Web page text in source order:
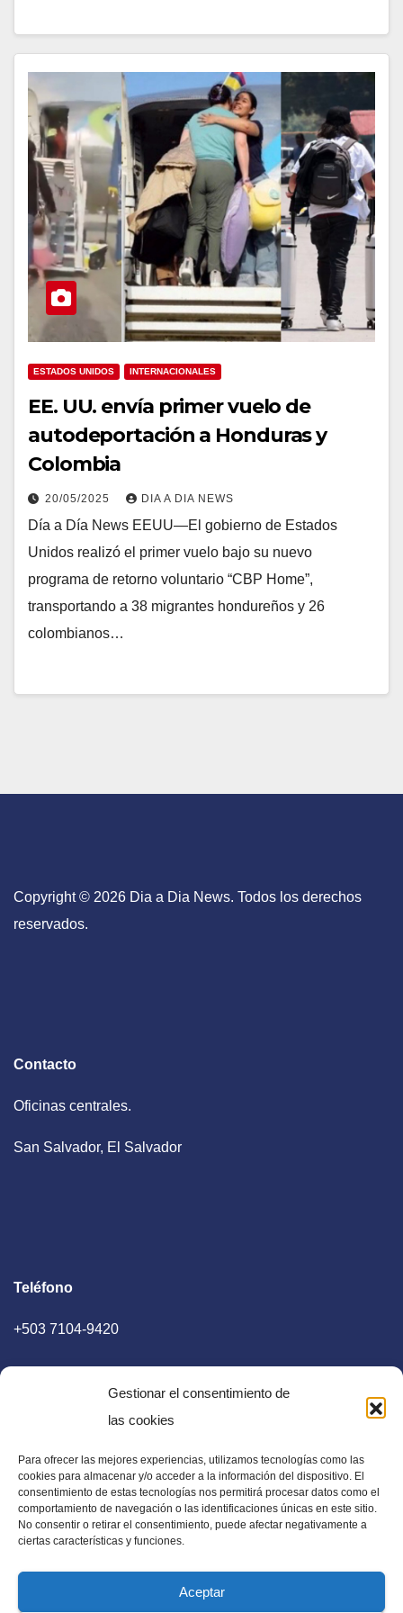
Gestionar el consentimiento de
las cookies
Para ofrecer las mejores experiencias, utilizamos tecnologías como las
cookies para almacenar y/o acceder a la información del dispositivo. El
consentimiento de estas tecnologías nos permitirá procesar datos como el
comportamiento de navegación o las identificaciones únicas en este sitio.
No consentir o retirar el consentimiento, puede afectar negativamente a
ciertas características y funciones.
Aceptar
ESTADOS UNIDOS INTERNACIONALES
EE. UU. envía primer vuelo de
autodeportación a Honduras y
Colombia
20/05/2025 DIA A DIA NEWS
Día a Día News EEUU—El gobierno de Estados
Unidos realizó el primer vuelo bajo su nuevo
programa de retorno voluntario “CBP Home”,
transportando a 38 migrantes hondureños y 26
colombianos…
Copyright © 2026 Dia a Dia News. Todos los derechos
reservados.
Contacto
Oficinas centrales.
San Salvador, El Salvador
Teléfono
+503 7104-9420
E-mail
diaadia.redaccion@gmail.com